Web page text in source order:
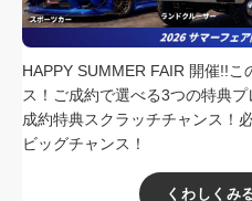
HAPPY SUMMER FAIR 開催!!こ
ス！ご成約で選べる3つの特典
成約特典スクラッチチャンス！
ビッグチャンス！
くわしくみ